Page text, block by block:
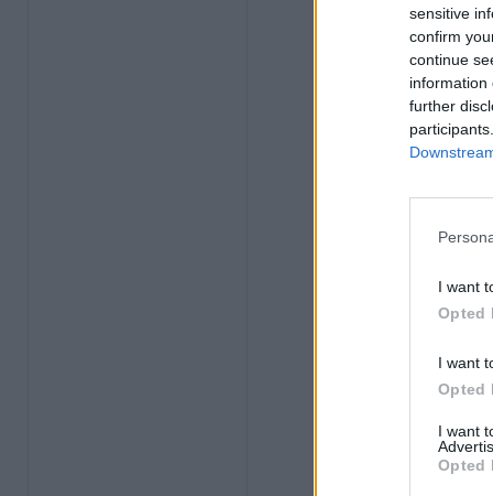
sensitive
confirm
continue
information
further
I want
Opted
I want
Opted
I want
Opted